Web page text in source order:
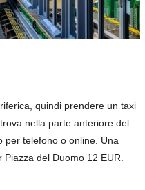
quindi prendere un taxi
nella parte anteriore del
per telefono o online. Una
del Duomo 12 EUR.